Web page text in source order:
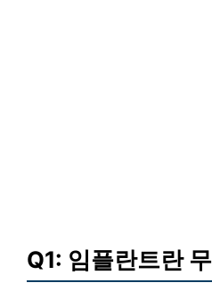
Q1: 임플란트란